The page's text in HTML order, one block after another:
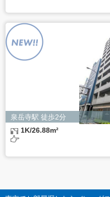
泉岳寺駅 徒歩2分
1K/26.88m²